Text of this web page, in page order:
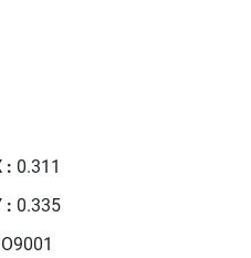
: 0.311
: 0.335